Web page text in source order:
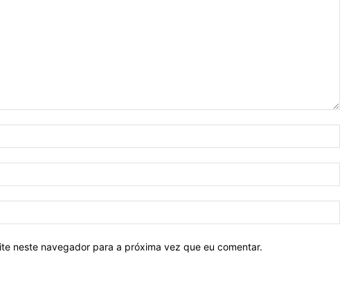
mail:*
neste navegador para a próxima vez que eu comentar.